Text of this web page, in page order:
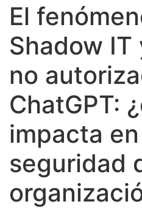
El
Shadow IT
no
ChatGPT:
impacta
seguridad